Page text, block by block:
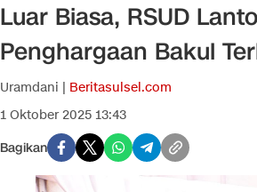
Luar Biasa, RSUD
Penghargaan Bakul
Uramdani | Beritasulsel.com
1 Oktober 2025 13:43
Bagikan